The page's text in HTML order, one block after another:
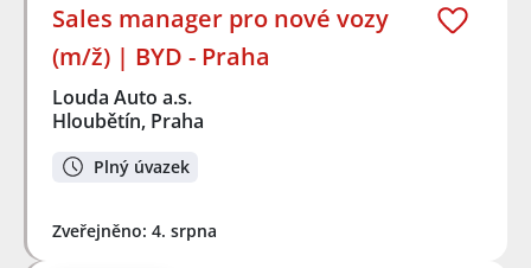
Sales manager pro nové vozy
(m/ž) | BYD - Praha
Louda Auto a.s.
Hloubětín, Praha
Plný úvazek
Zveřejněno: 4. srpna